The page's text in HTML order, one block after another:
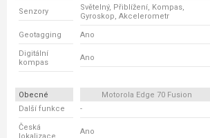
Senzory
Světelný, Přiblížení, Kompas,
Gyroskop, Akcelerometr
Geotagging Ano
Digitální
kompas
Ano
Obecné Motorola Edge 70 Fusion
Další funkce
-
Česká
Ano